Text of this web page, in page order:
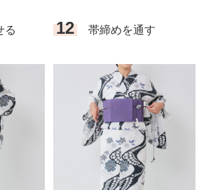
る 12 帯締めを通す